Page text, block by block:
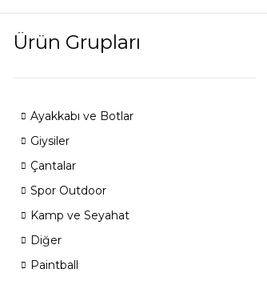
Ürün Grupları
Ayakkabı ve Botlar
Giysiler
Çantalar
Spor Outdoor
Kamp ve Seyahat
Diğer
Paintball